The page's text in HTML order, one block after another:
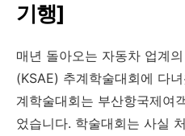
기행]
매년 돌아오는 자동차 업계
(KSAE) 추계학술대회에 다
계학술대회는 부산항국제여
었습니다. 학술대회는 사실